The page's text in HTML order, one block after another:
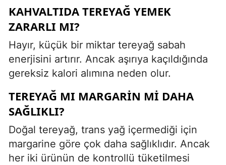
KAHVALTIDA TEREYAĞ YEMEK
ZARARLI MI?
Hayır, küçük bir miktar tereyağ sabah
enerjisini artırır. Ancak aşırıya kaçıldığında
gereksiz kalori alımına neden olur.
TEREYAĞ MI MARGARIN MI DAHA
SAĞLIKLI?
Doğal tereyağ, trans yağ içermediği için
margarine göre çok daha sağlıklıdır. Ancak
her iki ürünün de kontrollü tüketilmesi